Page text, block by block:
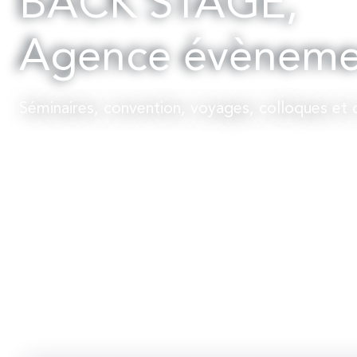
Agence
Séminaires, convention, voyages, colloques et